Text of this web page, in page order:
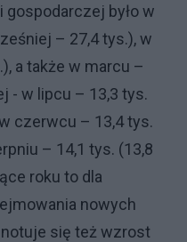
gospodarczej było w
– 27,4 tys.), w
a także w marcu –
- w lipcu – 13,3 tys.
czerwcu – 13,4 tys.
– 14,1 tys. (13,8
roku to dla
nowych
się też wzrost